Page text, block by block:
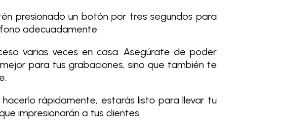
presionado un botón por tres segundos para
adecuadamente.
varias veces en casa. Asegúrate de poder
para tus grabaciones, sino que también te
rápidamente, estarás listo para llevar tu
impresionarán a tus clientes.